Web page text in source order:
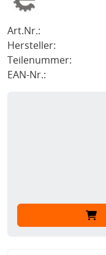
Art.Nr.:
Hersteller:
Teilenummer:
EAN-Nr.: